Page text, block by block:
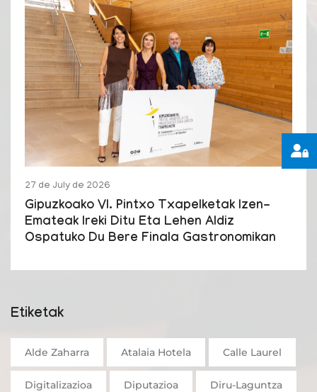
27 de July de 2026
Gipuzkoako VI. Pintxo Txapelketak Izen-
Emateak Ireki Ditu Eta Lehen Aldiz
Ospatuko Du Bere Finala Gastronomikan
Etiketak
Alde Zaharra Atalaia Hotela Calle Laurel
Digitalizazioa Diputazioa Diru-Laguntza